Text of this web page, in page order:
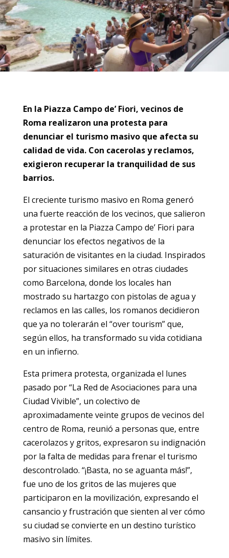
En la Piazza Campo de’ Fiori, vecinos de
Roma realizaron una protesta para
denunciar el turismo masivo que afecta su
calidad de vida. Con cacerolas y reclamos,
exigieron recuperar la tranquilidad de sus
barrios.
El creciente turismo masivo en Roma generó
una fuerte reacción de los vecinos, que salieron
a protestar en la Piazza Campo de’ Fiori para
denunciar los efectos negativos de la
saturación de visitantes en la ciudad. Inspirados
por situaciones similares en otras ciudades
como Barcelona, donde los locales han
mostrado su hartazgo con pistolas de agua y
reclamos en las calles, los romanos decidieron
que ya no tolerarán el “over tourism” que,
según ellos, ha transformado su vida cotidiana
en un infierno.
Esta primera protesta, organizada el lunes
pasado por “La Red de Asociaciones para una
Ciudad Vivible”, un colectivo de
aproximadamente veinte grupos de vecinos del
centro de Roma, reunió a personas que, entre
cacerolazos y gritos, expresaron su indignación
por la falta de medidas para frenar el turismo
descontrolado. “¡Basta, no se aguanta más!”,
fue uno de los gritos de las mujeres que
participaron en la movilización, expresando el
cansancio y frustración que sienten al ver cómo
su ciudad se convierte en un destino turístico
masivo sin límites.